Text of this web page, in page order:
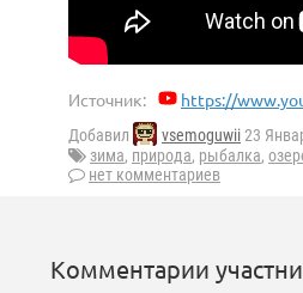
Источник: https://
Добавил vsemoguwii23
зима, природа, рыбалка,
нет комментариев
Комментарии